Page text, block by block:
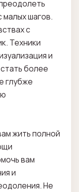
малых шагов.
с
Техники
и
более
глубже
жить полной
вам
и
Не